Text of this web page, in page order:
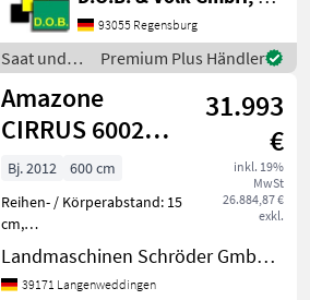
geschraubte Zinken
Freigabe bis 140 PS
Zahnpackerwalze Hitch
Amazone Schl
93055 Regensburg
Saat und
Pflege /
Amazone
Premium Plus Händler
Amazone
CIRRUS 6002
ACTIVE
31.993
€
inkl. 19%
MwSt
26.884,87 €
exkl.
Bj. 2012
600 cm
Reihen- / Körperabstand: 15
cm,
Beleuchtung/Warntafeln
________ Ha Gesamt :
8.322,
Landmaschinen Schröder GmbH Langenweddingen
39171 Langenweddingen